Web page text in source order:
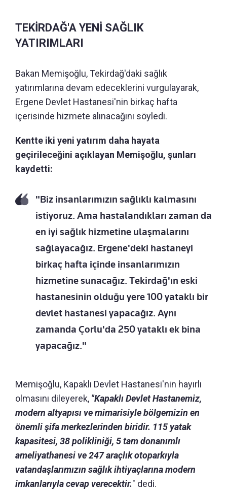
TEKİRDAĞ'A YENİ SAĞLIK
YATIRIMLARI
Bakan Memişoğlu, Tekirdağ'daki sağlık
yatırımlarına devam edeceklerini vurgulayarak,
Ergene Devlet Hastanesi'nin birkaç hafta
içerisinde hizmete alınacağını söyledi.
Kentte iki yeni yatırım daha hayata
geçirileceğini açıklayan Memişoğlu, şunları
kaydetti:
"Biz insanlarımızın sağlıklı kalmasını
istiyoruz. Ama hastalandıkları zaman da
en iyi sağlık hizmetine ulaşmalarını
sağlayacağız. Ergene'deki hastaneyi
birkaç hafta içinde insanlarımızın
hizmetine sunacağız. Tekirdağ'ın eski
hastanesinin olduğu yere 100 yataklı bir
devlet hastanesi yapacağız. Aynı
zamanda Çorlu'da 250 yataklı ek bina
yapacağız."
Memişoğlu, Kapaklı Devlet Hastanesi'nin hayırlı
olmasını dileyerek, "Kapaklı Devlet Hastanemiz,
modern altyapısı ve mimarisiyle bölgemizin en
önemli şifa merkezlerinden biridir. 115 yatak
kapasitesi, 38 polikliniği, 5 tam donanımlı
ameliyathanesi ve 247 araçlık otoparkıyla
vatandaşlarımızın sağlık ihtiyaçlarına modern
imkanlarıyla cevap verecektir." dedi.